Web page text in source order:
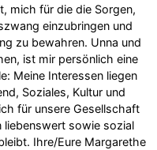
mich für die die Sorgen,
einzubringen und
zu bewahren. Unna und
ist mir persönlich eine
Meine Interessen liegen
Soziales, Kultur und
für unsere Gesellschaft
liebenswert sowie sozial
Ihre/Eure Margarethe